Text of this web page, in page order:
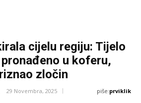
cijelu regiju: Tijelo
u koferu,
zločin
29 Novembra, 2025 piše:prviklik